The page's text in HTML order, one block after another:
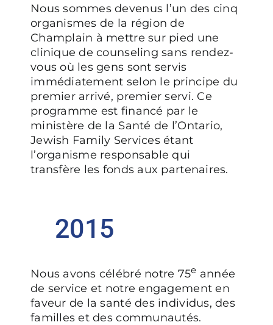
Nous sommes devenus l’un des cinq
organismes de la région de
Champlain à mettre sur pied une
clinique de counseling sans rendez-
vous où les gens sont servis
immédiatement selon le principe du
premier arrivé, premier servi. Ce
programme est financé par le
ministère de la Santé de l’Ontario,
Jewish Family Services étant
l’organisme responsable qui
transfère les fonds aux partenaires.
2015
Nous avons célébré notre 75e année
de service et notre engagement en
faveur de la santé des individus, des
familles et des communautés.